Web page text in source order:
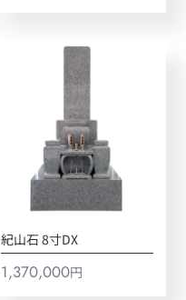
紀山石 8寸DX
1,370,000円